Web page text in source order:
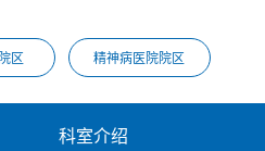
区 精神病医院院区
科室介绍